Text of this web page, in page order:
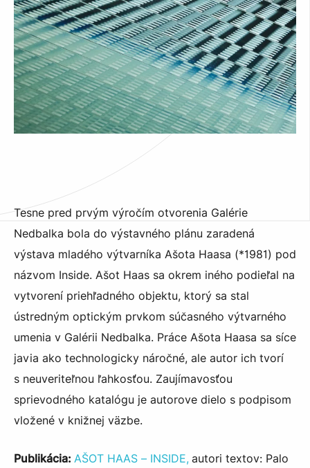
Tesne pred prvým výročím otvorenia Galérie
Nedbalka bola do výstavného plánu zaradená
výstava mladého výtvarníka Ašota Haasa (*1981) pod
názvom Inside. Ašot Haas sa okrem iného podieľal na
vytvorení priehľadného objektu, ktorý sa stal
ústredným optickým prvkom súčasného výtvarného
umenia v Galérii Nedbalka. Práce Ašota Haasa sa síce
javia ako technologicky náročné, ale autor ich tvorí
s neuveriteľnou ľahkosťou. Zaujímavosťou
sprievodného katalógu je autorove dielo s podpisom
vložené v knižnej väzbe.
Publikácia: AŠOT HAAS – INSIDE,autori textov: Palo